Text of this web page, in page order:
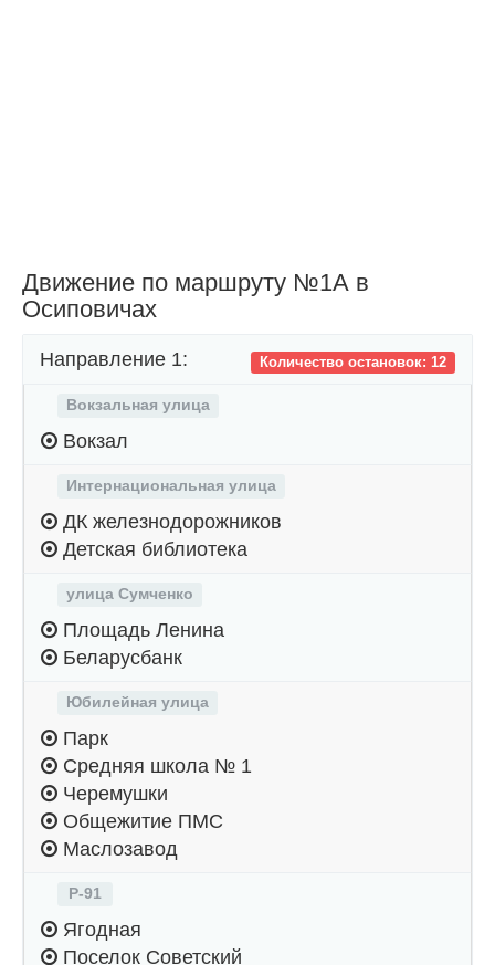
Движение по маршруту №1А в
Осиповичах
Количество остановок: 12
Направление 1:
Вокзальная улица
Вокзал
Интернациональная улица
ДК железнодорожников
Детская библиотека
улица Сумченко
Площадь Ленина
Беларусбанк
Юбилейная улица
Парк
Средняя школа № 1
Черемушки
Общежитие ПМС
Маслозавод
Р-91
Ягодная
Поселок Советский